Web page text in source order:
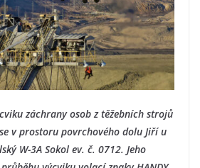
záchrany osob z těžebních strojů
v prostoru povrchového dolu Jiří u
W-3A Sokol ev. č. 0712. Jeho